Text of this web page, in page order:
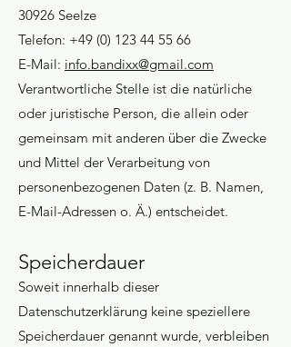
30926 Seelze
Telefon: +49 (0) 123 44 55 66
E-Mail: info.bandixx@gmail.com
Verantwortliche Stelle ist die natürliche
oder juristische Person, die allein oder
gemeinsam mit anderen über die Zwecke
und Mittel der Verarbeitung von
personenbezogenen Daten (z. B. Namen,
E-Mail-Adressen o. Ä.) entscheidet.
Speicherdauer
Soweit innerhalb dieser
Datenschutzerklärung keine speziellere
Speicherdauer genannt wurde, verbleiben